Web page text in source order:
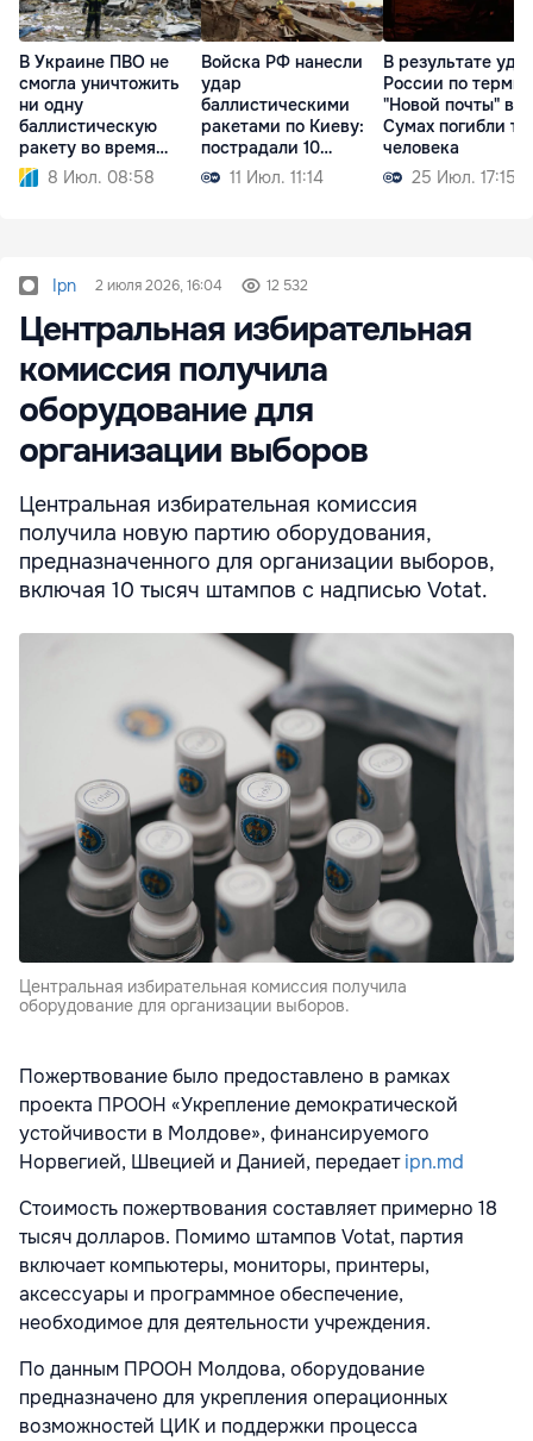
В Украине ПВО не
смогла уничтожить
ни одну
баллистическую
ракету во время
атаки РФ
8 Июл. 08:58
Войска РФ нанесли
удар
баллистическими
ракетами по Киеву:
пострадали 10
человек
11 Июл. 11:14
В результате
России по
"Новой почты" в
Сумах погибли
человека
25 Июл. 17:15
Ipn 2 июля 2026, 16:04 12 532
Центральная избирательная
комиссия получила
оборудование для
организации выборов
Центральная избирательная комиссия
получила новую партию оборудования,
предназначенного для организации выборов,
включая 10 тысяч штампов с надписью Votat.
Центральная избирательная комиссия получила
оборудование для организации выборов.
Пожертвование было предоставлено в рамках
проекта ПРООН «Укрепление демократической
устойчивости в Молдове», финансируемого
Норвегией, Швецией и Данией, передаетipn.md
Стоимость пожертвования составляет примерно 18
тысяч долларов. Помимо штампов Votat, партия
включает компьютеры, мониторы, принтеры,
аксессуары и программное обеспечение,
необходимое для деятельности учреждения.
По данным ПРООН Молдова, оборудование
предназначено для укрепления операционных
возможностей ЦИК и поддержки процесса